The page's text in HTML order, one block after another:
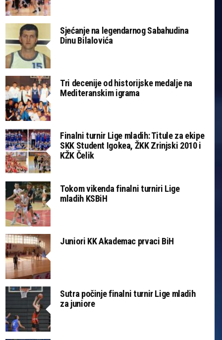
Sjećanje na legendarnog Sabahudina
Dinu Bilalovića
Tri decenije od historijske medalje na
Mediteranskim igrama
Finalni turnir Lige mladih: Titule za ekipe
SKK Student Igokea, ŽKK Zrinjski 2010 i
KŽK Čelik
Tokom vikenda finalni turniri Lige
mladih KSBiH
Juniori KK Akademac prvaci BiH
Sutra počinje finalni turnir Lige mladih
za juniore